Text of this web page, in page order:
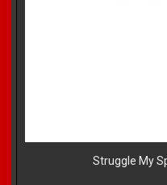
Struggle My